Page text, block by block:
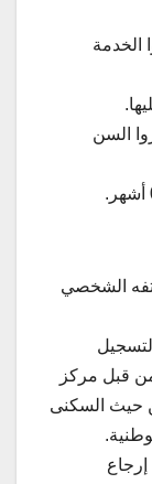
الخدمة
السن
الشخصي
قبل مركز
حيث السكنى
إرجاع